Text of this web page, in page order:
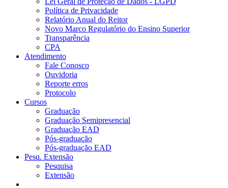
Política de Privacidade
Relatório Anual do Reitor
Novo Marco Regulatório do Ensino Superior
Transparência
CPA
Atendimento
Fale Conosco
Ouvidoria
Reporte erros
Protocolo
Cursos
Graduação
Graduação Semipresencial
Graduação EAD
Pós-graduação
Pós-graduação EAD
Pesq. Extensão
Pesquisa
Extensão